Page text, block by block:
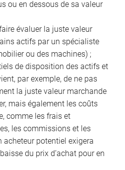
ou en dessous de sa valeur
évaluer la juste valeur
actifs par un spécialiste
ou des machines) ;
de disposition des actifs et
par exemple, de ne pas
la juste valeur marchande
mais également les coûts
comme les frais et
les commissions et les
acheteur potentiel exigera
du prix d’achat pour en